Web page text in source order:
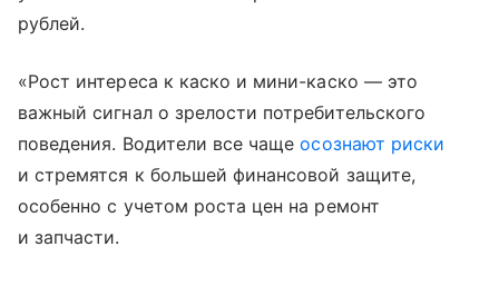
рублей.
«Рост интереса к каско и мини-каско — это
важный сигнал о зрелости потребительского
поведения. Водители все чащеосознают риски
и стремятся к большей финансовой защите,
особенно с учетом роста цен на ремонт
и запчасти.